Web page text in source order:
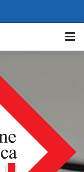
giugno
pagare
dei
i...